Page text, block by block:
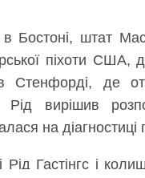
Бостоні, штат
піхоти США,
Стенфорді, де
Рід вирішив
на
Рід Гастінгс і